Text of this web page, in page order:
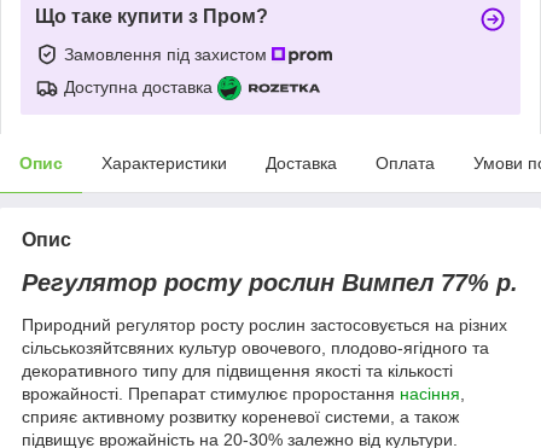
Що таке купити з Пром?
Замовлення під захистом
Доступна доставка
Опис Характеристики Доставка Оплата Умови
Опис
Регулятор росту рослин Вимпел 77% р.
Природний регулятор росту рослин застосовується на різних
сільськозяйтсвяних культур овочевого, плодово-ягідного та
декоративного типу для підвищення якості та кількості
врожайності. Препарат стимулює проростання насіння,
сприяє активному розвитку кореневої системи, а також
підвищує врожайність на 20-30% залежно від культури.